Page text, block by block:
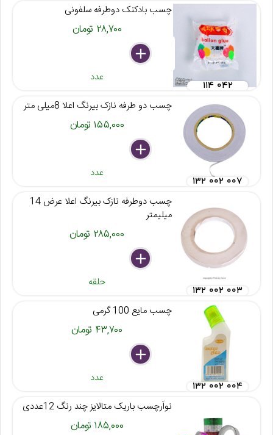
چسب بادکنک دوطرفه سلفونی
۲۸,۷۰۰ تومان
delete
remove
add
عدد
۱۱۴ ۰۴۲
چسب دو طرفه نازک بیرنگ اعلا 8میلی متر
۱۵۵,۰۰۰ تومان
delete
remove
add
عدد
۱۳۲ ۰۰۲ ۰۰۷
چسب دوطرفه نازک بیرنگ اعلا عرض 14
میلیمتر
۲۸۵,۰۰۰ تومان
delete
remove
add
حلقه
۱۳۲ ۰۰۲ ۰۰۳
چسب مایع 100 گرمی
۴۳,۷۰۰ تومان
delete
remove
add
عدد
۱۳۲ ۰۰۲ ۰۰۴
نواَرچسب باریک متالایز چند رنگ 12عددی
۱۸۵,۰۰۰ تومان